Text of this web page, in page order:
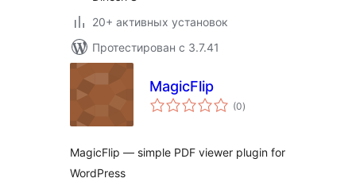
20+ активных установок
Протестирован с 3.7.41
MagicFlip
(0общий
рейтинг
)
MagicFlip — simple PDF viewer plugin for
WordPress